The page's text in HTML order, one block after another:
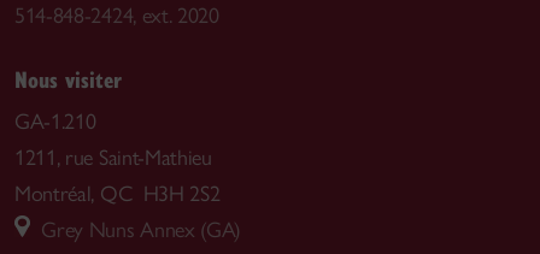
514-848-2424, ext. 2020
Nous visiter
GA-1.210
1211, rue Saint-Mathieu
Montréal, QC H3H 2S2
Grey Nuns Annex (GA)